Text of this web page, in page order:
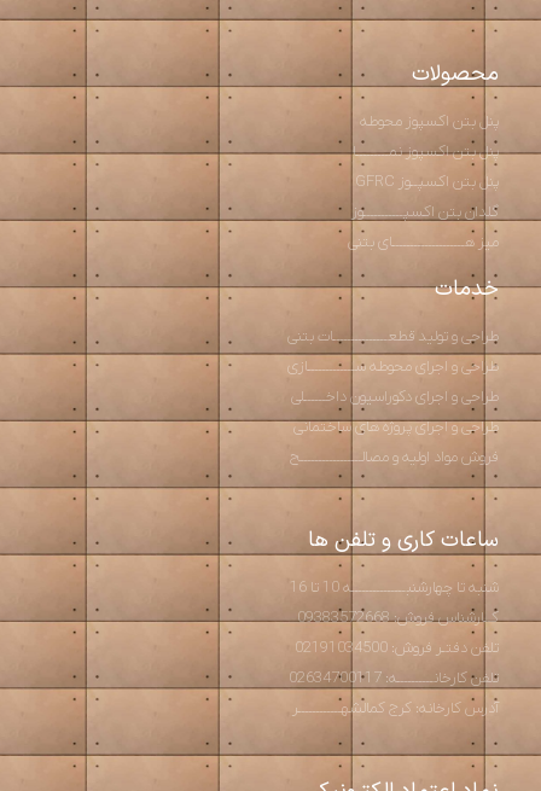
محصولات
پنل بتن اکسپوز محوطه
پنل بتن اکسپوز نمـــــــــا
پنل بتن اکسپــوز GFRC
گلدان بتن اکسپـــــــــــوز
میز هــــــــــــــــــــای بتنی
خدمات
طراحی و تولید قطعـــــــــــــــات بتنی
طراحی و اجرای محوطه ســـــــــــــازی
طراحی و اجرای دکوراسیون داخــــــلی
طراحی و اجرای پروژه های ساختمانی
فروش مواد اولیه و مصالـــــــــــــــــح
ساعات کاری و تلفن ها
شنبه تا چهارشنبـــــــــــــــه 10 تا 16
کــارشناس فروش: 09383572668
تلفن دفتـر فروش: 02191034500
تلفن کارخانــــــــــه: 02634700117
آدرس کارخانه: کرج کمالشهــــــــــــر